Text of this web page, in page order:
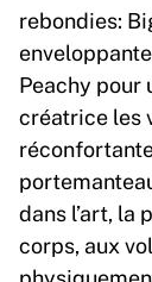
rebondies:
Peachy pour
créatrice les
dans l’art, la
corps, aux